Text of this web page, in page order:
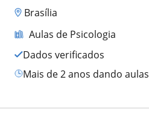
Brasília
Aulas de Psicologia
Dados verificados
mais de 2 anos dando aulas